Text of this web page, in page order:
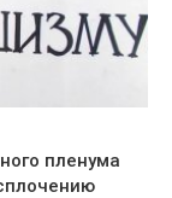
пленума